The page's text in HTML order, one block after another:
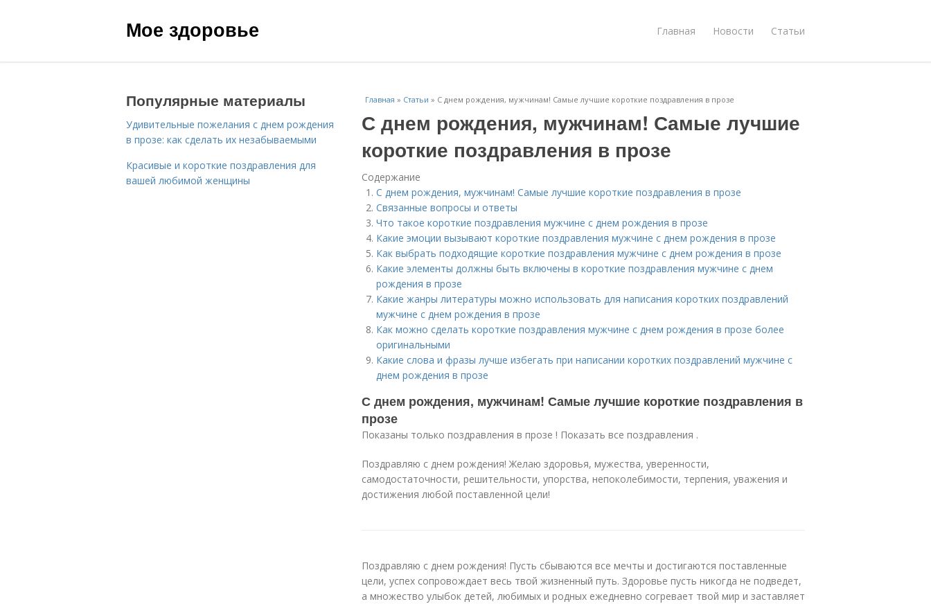
Мое здоровье Главная Новости Статьи
Главная » Статьи » С днем рождения, мужчинам! Самые лучшие короткие поздравления в прозе
С днем рождения, мужчинам! Самые лучшие
короткие поздравления в прозе
Содержание
С днем рождения, мужчинам! Самые лучшие короткие поздравления в прозе
Связанные вопросы и ответы
Что такое короткие поздравления мужчине с днем рождения в прозе
Какие эмоции вызывают короткие поздравления мужчине с днем рождения в прозе
Как выбрать подходящие короткие поздравления мужчине с днем рождения в прозе
Какие элементы должны быть включены в короткие поздравления мужчине с днем
рождения в прозе
Какие жанры литературы можно использовать для написания коротких поздравлений
мужчине с днем рождения в прозе
Как можно сделать короткие поздравления мужчине с днем рождения в прозе более
оригинальными
Какие слова и фразы лучше избегать при написании коротких поздравлений мужчине с
днем рождения в прозе
С днем рождения, мужчинам! Самые лучшие короткие поздравления в
прозе
Показаны только поздравления в прозе ! Показать все поздравления .
Поздравляю с днем рождения! Желаю здоровья, мужества, уверенности,
самодостаточности, решительности, упорства, непоколебимости, терпения, уважения и
достижения любой поставленной цели!
Поздравляю с днем рождения! Пусть сбываются все мечты и достигаются поставленные
цели, успех сопровождает весь твой жизненный путь. Здоровье пусть никогда не подведет,
а множество улыбок детей, любимых и родных ежедневно согревает твой мир и заставляет
Популярные материалы
Удивительные пожелания с днем рождения
в прозе: как сделать их незабываемыми
Красивые и короткие поздравления для
вашей любимой женщины